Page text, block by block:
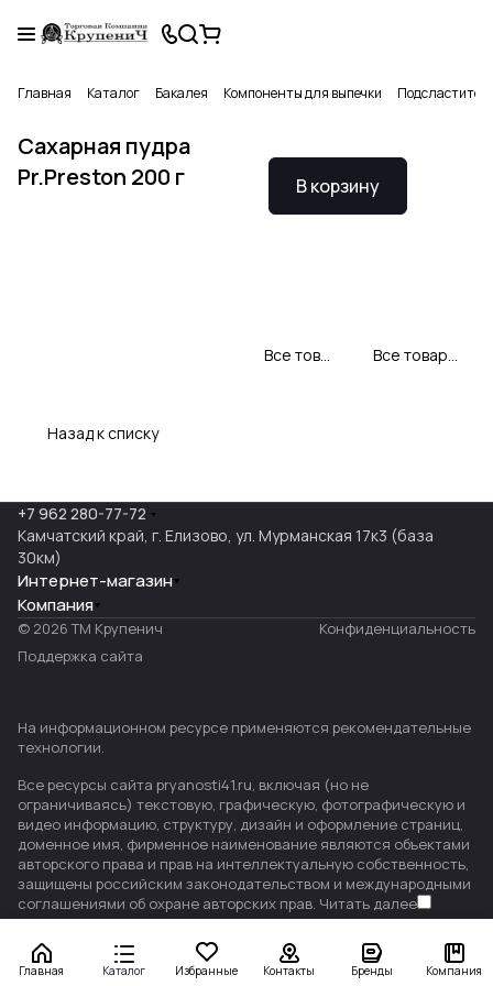
Главная Каталог Бакалея Компоненты для выпечки
Сахарная пудра
Pr.Preston 200 г
В корзину
Все товары Preston Все товары категории
Назад к списку
Главная Каталог Избранные Контакты Бренды Компания
+7 962 280-77-72
Камчатский край, г. Елизово, ул. Мурманская 17к3 (база
30км)
Интернет-магазин
Компания
© 2026 ТМ Крупенич
Конфиденциальность
Поддержка сайта
На информационном ресурсе применяются рекомендательные
технологии.
Все ресурсы сайта pryanosti41.ru, включая (но не
ограничиваясь) текстовую, графическую, фотографическую и
видео информацию, структуру, дизайн и оформление страниц,
доменное имя, фирменное наименование являются объектами
авторского права и прав на интеллектуальную собственность,
защищены российским законодательством и международными
соглашениями об охране авторских прав. Читать далее